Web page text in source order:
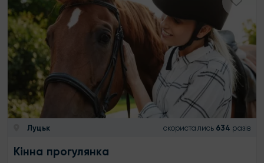
Луцьк скористались 634 разів
Кінна прогулянка